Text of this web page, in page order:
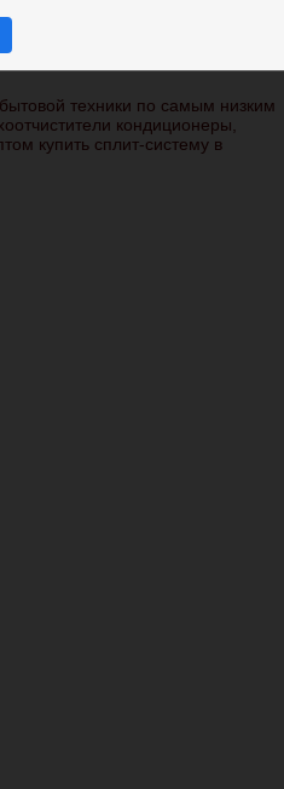
техники по самым низким
кондиционеры,
купить сплит-систему в